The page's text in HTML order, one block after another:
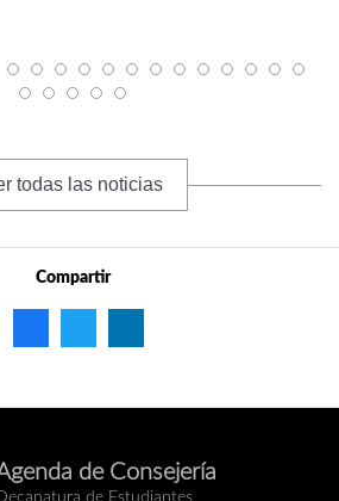
todas las noticias
Compartir
de Consejería
de Estudiantes